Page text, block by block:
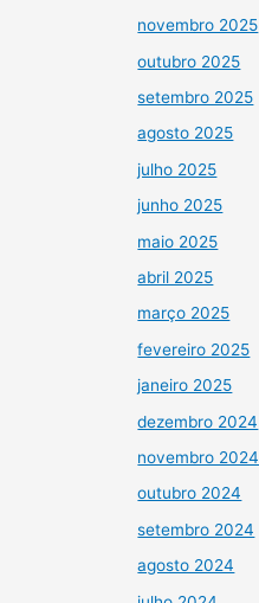
novembro 2025
outubro 2025
setembro 2025
agosto 2025
julho 2025
junho 2025
maio 2025
abril 2025
março 2025
fevereiro 2025
janeiro 2025
dezembro 2024
novembro 2024
outubro 2024
setembro 2024
agosto 2024